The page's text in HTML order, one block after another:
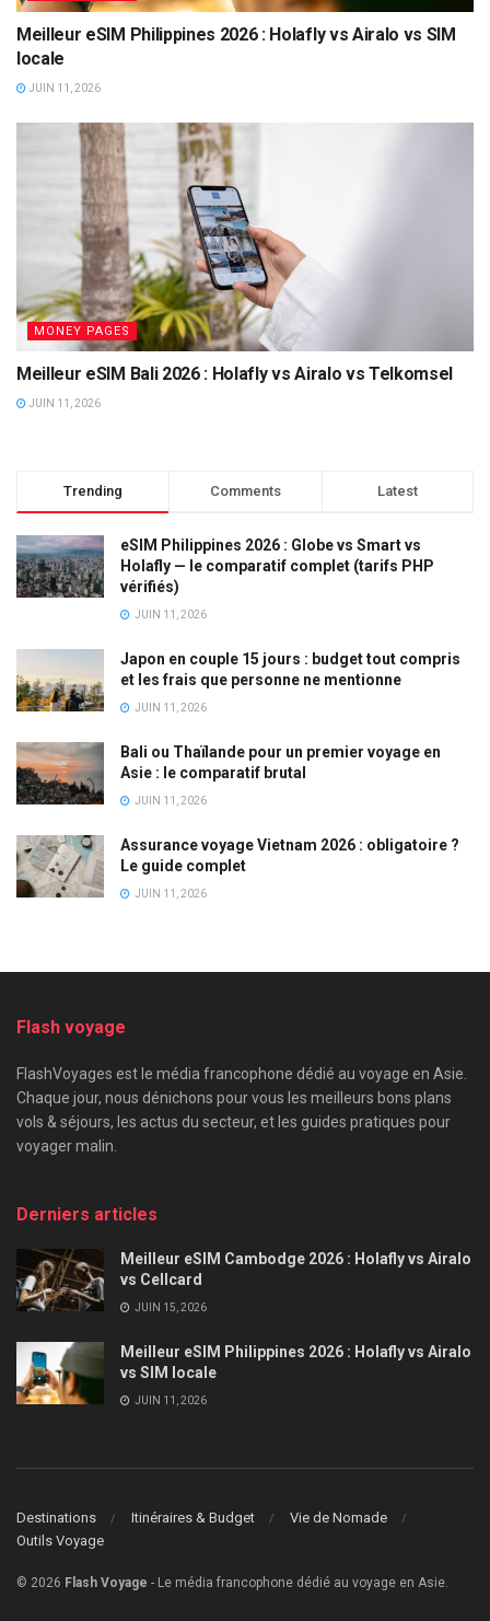
Meilleur eSIM Philippines 2026 : Holafly vs Airalo vs SIM
locale
JUIN 11, 2026
MONEY PAGES
Meilleur eSIM Bali 2026 : Holafly vs Airalo vs Telkomsel
JUIN 11, 2026
Trending Comments Latest
eSIM Philippines 2026 : Globe vs Smart vs
Holafly — le comparatif complet (tarifs PHP
vérifiés)
JUIN 11, 2026
Japon en couple 15 jours : budget tout compris
et les frais que personne ne mentionne
JUIN 11, 2026
Bali ou Thaïlande pour un premier voyage en
Asie : le comparatif brutal
JUIN 11, 2026
Assurance voyage Vietnam 2026 : obligatoire ?
Le guide complet
JUIN 11, 2026
Flash voyage
FlashVoyages est le média francophone dédié au voyage en Asie.
Chaque jour, nous dénichons pour vous les meilleurs bons plans
vols & séjours, les actus du secteur, et les guides pratiques pour
voyager malin.
Derniers articles
Meilleur eSIM Cambodge 2026 : Holafly vs Airalo
vs Cellcard
JUIN 15, 2026
Meilleur eSIM Philippines 2026 : Holafly vs Airalo
vs SIM locale
JUIN 11, 2026
Destinations Itinéraires & Budget
Vie de Nomade
Outils Voyage
© 2026 Flash Voyage - Le média francophone dédié au voyage en Asie.